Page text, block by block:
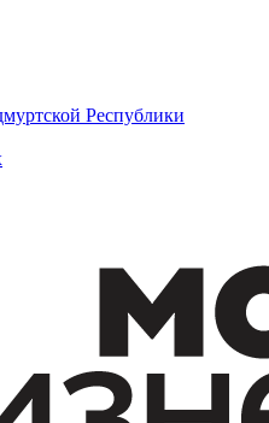
Республики